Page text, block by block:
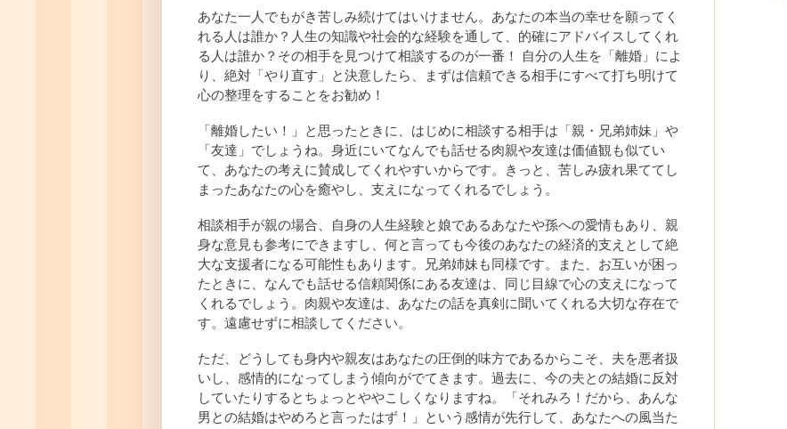
あなた一人でもがき苦しみ続けてはいけません。あなたの本当の幸せを願ってく
れる人は誰か？人生の知識や社会的な経験を通して、的確にアドバイスしてくれ
る人は誰か？その相手を見つけて相談するのが一番！ 自分の人生を「離婚」によ
り、絶対「やり直す」と決意したら、まずは信頼できる相手にすべて打ち明けて
心の整理をすることをお勧め！
「離婚したい！」と思ったときに、はじめに相談する相手は「親・兄弟姉妹」や
「友達」でしょうね。身近にいてなんでも話せる肉親や友達は価値観も似てい
て、あなたの考えに賛成してくれやすいからです。きっと、苦しみ疲れ果ててし
まったあなたの心を癒やし、支えになってくれるでしょう。
相談相手が親の場合、自身の人生経験と娘であるあなたや孫への愛情もあり、親
身な意見も参考にできますし、何と言っても今後のあなたの経済的支えとして絶
大な支援者になる可能性もあります。兄弟姉妹も同様です。また、お互いが困っ
たときに、なんでも話せる信頼関係にある友達は、同じ目線で心の支えになって
くれるでしょう。肉親や友達は、あなたの話を真剣に聞いてくれる大切な存在で
す。遠慮せずに相談してください。
ただ、どうしても身内や親友はあなたの圧倒的味方であるからこそ、夫を悪者扱
いし、感情的になってしまう傾向がでてきます。過去に、今の夫との結婚に反対
していたりするとちょっとややこしくなりますね。「それみろ！だから、あんな
男との結婚はやめろと言ったはず！」という感情が先行して、あなたへの風当た